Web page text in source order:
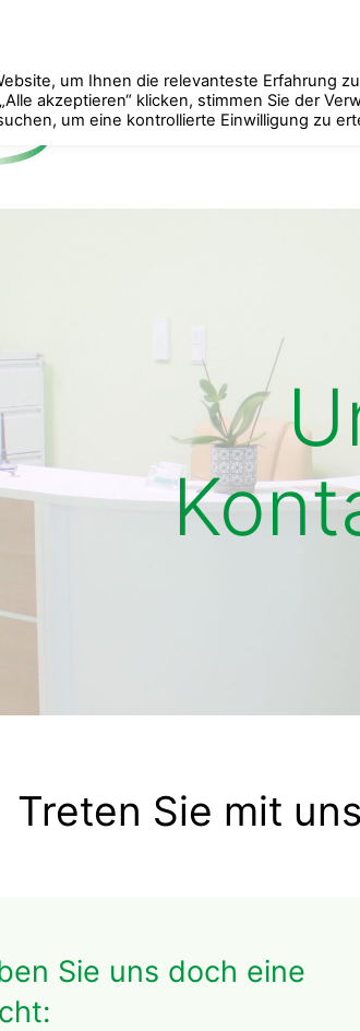
Treten Sie mit
Sie uns doch eine
um Ihnen die relevanteste Erfahrung
akzeptieren“ klicken, stimmen Sie der
um eine kontrollierte Einwilligung zu